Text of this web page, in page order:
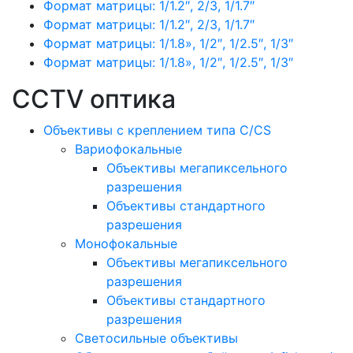
Формат матрицы: 1/1.2″, 2/3, 1/1.7″
Формат матрицы: 1/1.2″, 2/3, 1/1.7″
Формат матрицы: 1/1.8», 1/2″, 1/2.5″, 1/3″
Формат матрицы: 1/1.8», 1/2″, 1/2.5″, 1/3″
CCTV оптика
Объективы с креплением типа C/CS
Вариофокальные
Объективы мегапиксельного
разрешения
Объективы стандартного
разрешения
Монофокальные
Объективы мегапиксельного
разрешения
Объективы стандартного
разрешения
Светосильные объективы